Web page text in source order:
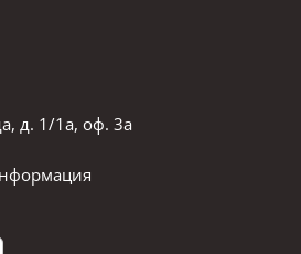
д. 1/1а, оф. 3а